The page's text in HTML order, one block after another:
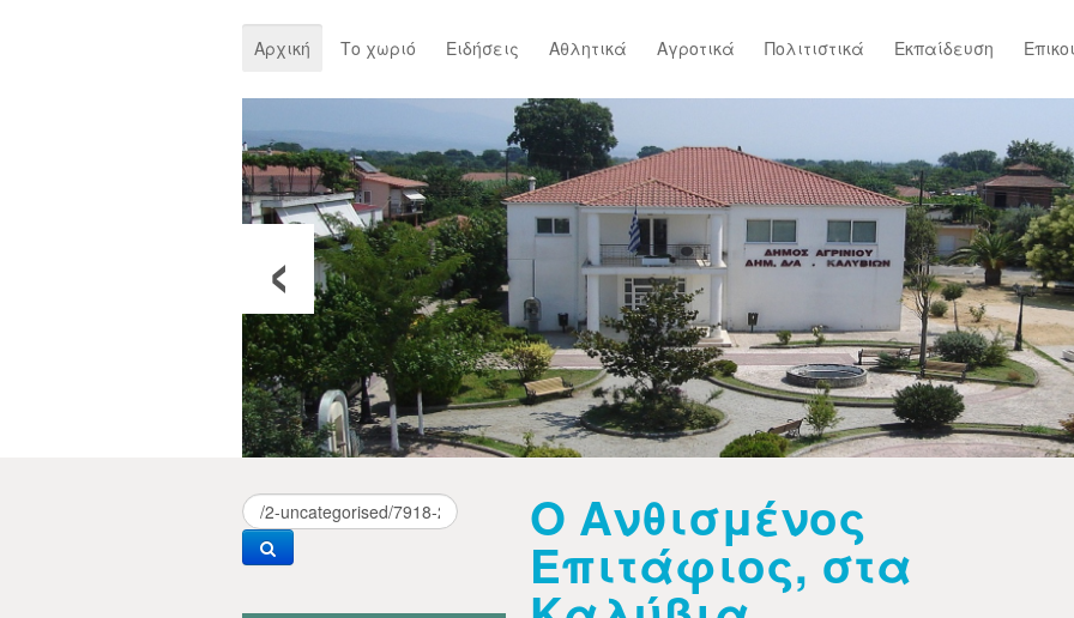
Αρχική Το χωριό Ειδήσεις Αθλητικά Αγροτικά Πολιτιστικά Εκπαίδευση
‹
Ο Ανθισμένος
Επιτάφιος, στα